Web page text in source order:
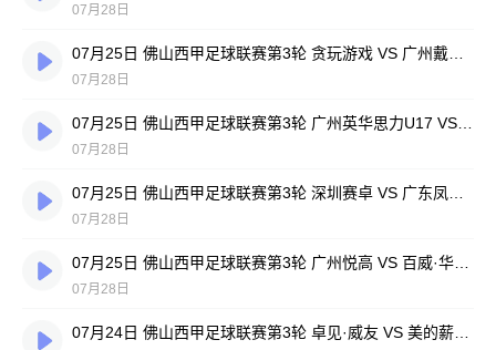
07月28日
07月28日
07月28日
07月28日
07月28日